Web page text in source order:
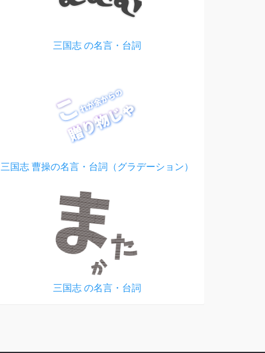
三国志 の名言・台詞
三国志 曹操の名言・台詞（グラデーション）
三国志 の名言・台詞